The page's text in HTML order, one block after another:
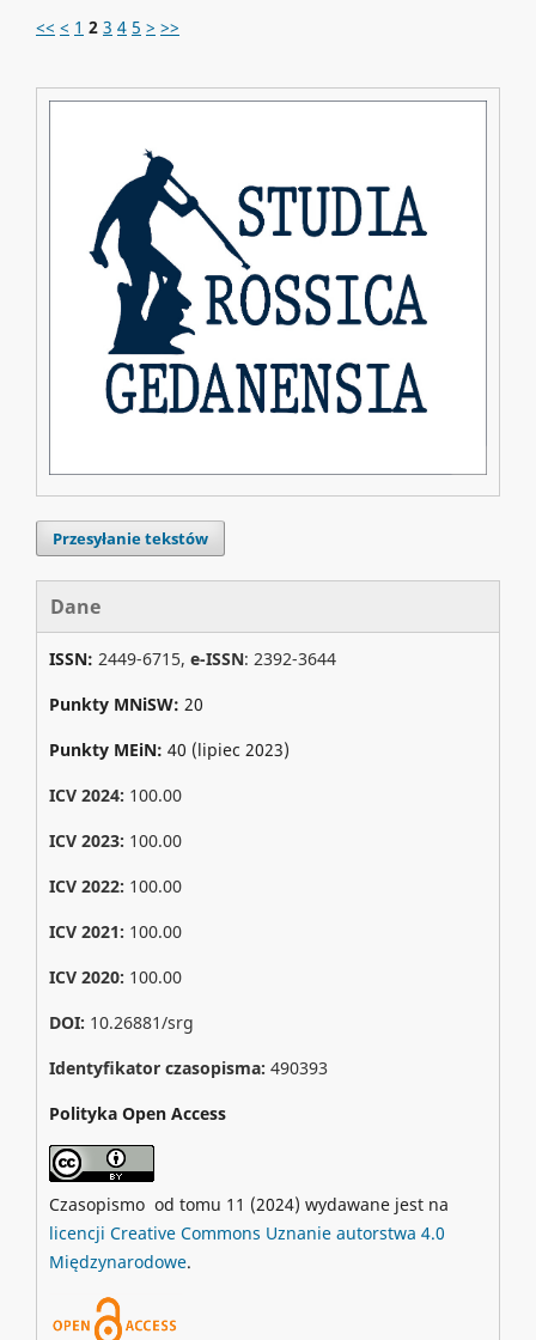
<< < 1 2 3 4 5 > >>
Przesyłanie tekstów
Dane
ISSN: 2449-6715, e-ISSN: 2392-3644
Punkty MNiSW: 20
Punkty MEiN: 40 (lipiec 2023)
ICV 2024: 100.00
ICV 2023: 100.00
ICV 2022: 100.00
ICV 2021: 100.00
ICV 2020: 100.00
DOI: 10.26881/srg
Identyfikator czasopisma: 490393
Polityka Open Access
Czasopismo od tomu 11 (2024) wydawane jest na
licencji Creative Commons Uznanie autorstwa 4.0
Międzynarodowe.